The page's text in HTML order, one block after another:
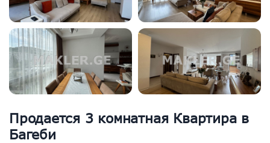
Продается 3 комнатная Квартира в
Багеби